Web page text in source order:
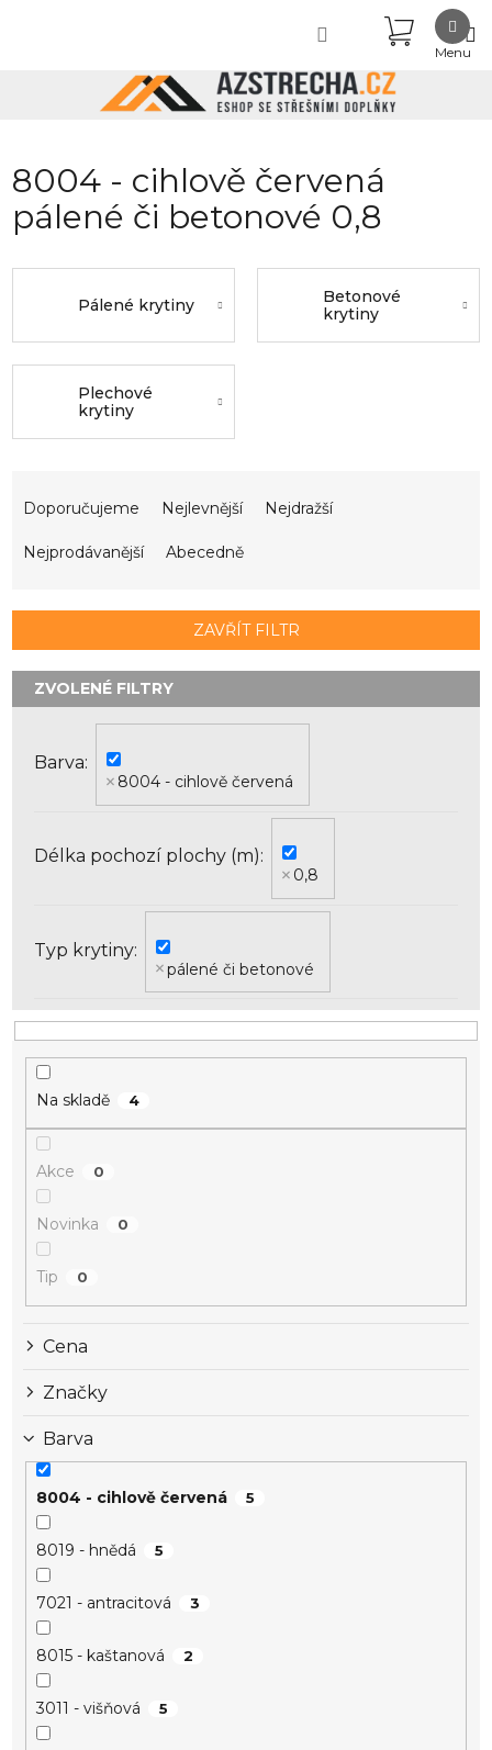
KOŠÍK
8004 - cihlově červená
pálené či betonové 0,8
Pálené krytiny
Betonové
krytiny
Plechové
krytiny
r
o
Doporučujeme Nejlevnější Nejdražší
Nejprodávanější Abecedně
ZAVŘÍT FILTR
Barva
8004 - cihlově červená
Délka pochozí plochy (m)
0,8
Typ krytiny
pálené či betonové
Na skladě 4
Akce 0
Novinka 0
Tip 0
Cena
Značky
Barva
8004 - cihlově červená 5
8019 - hnědá 5
7021 - antracitová 3
8015 - kaštanová 2
3011 - višňová 5